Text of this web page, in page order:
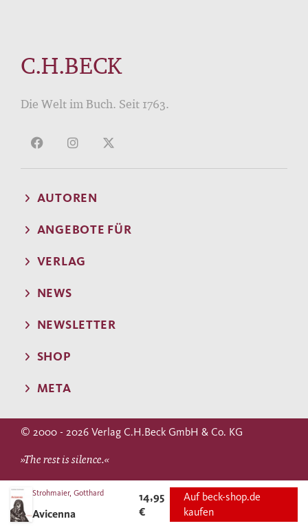
Strohmaier, Gotthard
Avicenna
14,95
€
Auf beck-shop.de
kaufen
C.H.BECK
Die Welt im Buch. Seit 1763.
AUTOREN
ANGEBOTE FÜR
VERLAG
NEWS
NEWSLETTER
SHOP
META
© 2000 - 2026 Verlag C.H.Beck GmbH & Co. KG
»The rest is silence.«
WILLIAM SHAKESPEARE
(Hamlet)